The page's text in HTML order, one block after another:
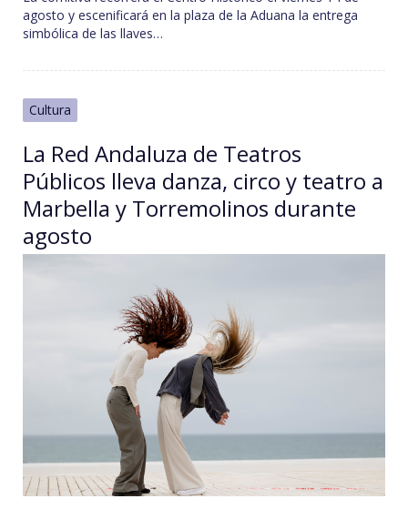
agosto y escenificará en la plaza de la Aduana la entrega
simbólica de las llaves…
Cultura
La Red Andaluza de Teatros
Públicos lleva danza, circo y teatro a
Marbella y Torremolinos durante
agosto